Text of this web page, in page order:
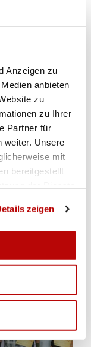
Anzeigen zu
anbieten
zu
zu Ihrer
Partner für
weiter. Unsere
mit
bereitgestellt
zeigen
ELITE